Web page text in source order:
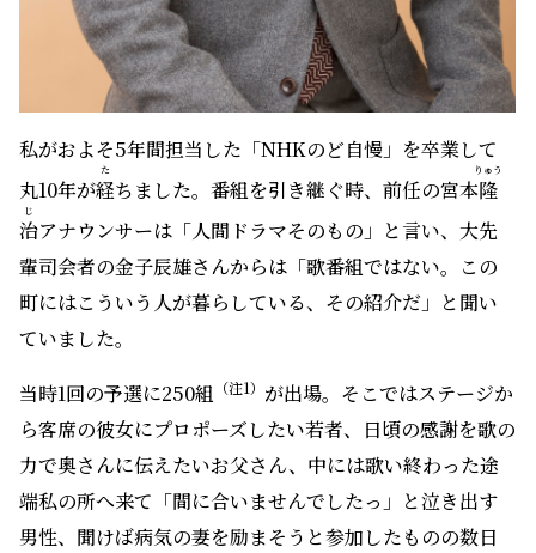
私がおよそ5年間担当した「NHKのど自慢」を卒業して
丸10年が経
た
ちました。番組を引き継ぐ時、前任の宮本隆
りゅう
治
じ
アナウンサーは「人間ドラマそのもの」と言い、大先
輩司会者の金子辰雄さんからは「歌番組ではない。この
町にはこういう人が暮らしている、その紹介だ」と聞い
ていました。
当時1回の予選に250組 （注1） が出場。そこではステージか
ら客席の彼女にプロポーズしたい若者、日頃の感謝を歌の
力で奥さんに伝えたいお父さん、中には歌い終わった途
端私の所へ来て「間に合いませんでしたっ」と泣き出す
男性、聞けば病気の妻を励まそうと参加したものの数日